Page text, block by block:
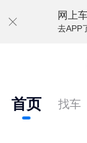
网上
去APP
首页 找车